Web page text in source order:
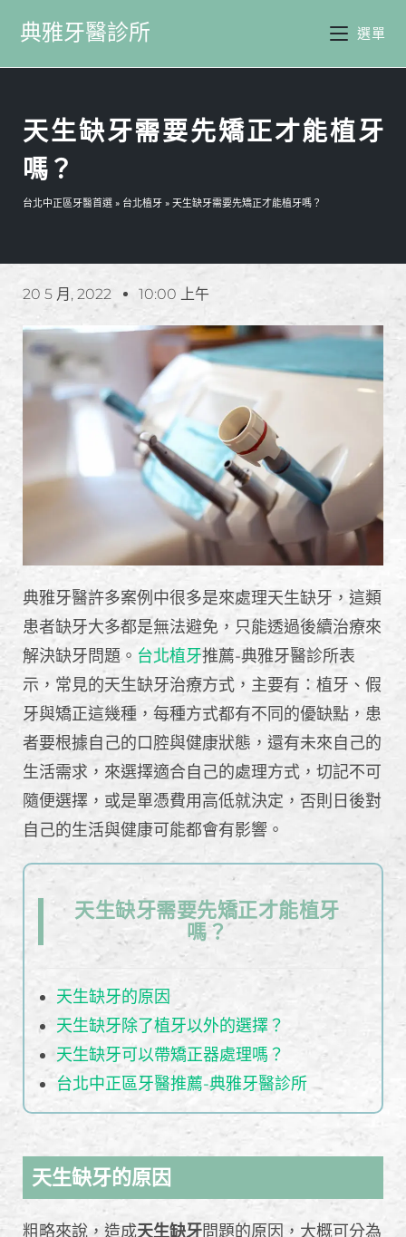
典雅牙醫診所 選單
天生缺牙需要先矯正才能植牙
嗎？
台北中正區牙醫首選 » 台北植牙 » 天生缺牙需要先矯正才能植牙嗎？
20 5 月, 2022 10:00 上午
典雅牙醫許多案例中很多是來處理天生缺牙，這類
患者缺牙大多都是無法避免，只能透過後續治療來
解決缺牙問題。 台北植牙推薦-典雅牙醫診所表
示，常見的天生缺牙治療方式，主要有：植牙、假
牙與矯正這幾種，每種方式都有不同的優缺點，患
者要根據自己的口腔與健康狀態，還有未來自己的
生活需求，來選擇適合自己的處理方式，切記不可
隨便選擇，或是單憑費用高低就決定，否則日後對
自己的生活與健康可能都會有影響。
天生缺牙需要先矯正才能植牙
嗎？
天生缺牙的原因
天生缺牙除了植牙以外的選擇？
天生缺牙可以帶矯正器處理嗎？
台北中正區牙醫推薦-典雅牙醫診所
天生缺牙的原因
粗略來說，造成天生缺牙問題的原因，大概可分為